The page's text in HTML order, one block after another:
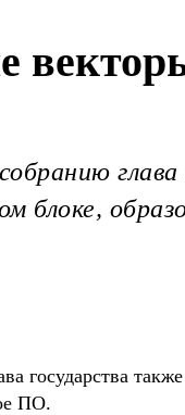
глава
блоке,
государства
ПО.